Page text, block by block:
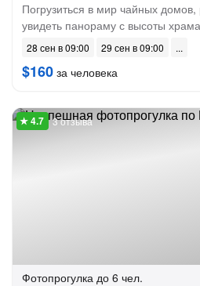
Погрузиться в мир чайных домов,
увидеть панораму с высоты
28 сен в 09:00 29 сен в 09:00
$160 за человека
3 отзыва
Фотопрогулка до 6 чел.